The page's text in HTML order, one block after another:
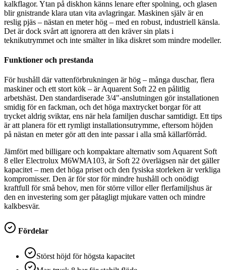
kalkflagor. Ytan på diskhon känns lenare efter spolning, och glasen
blir gnistrande klara utan vita avlagringar. Maskinen själv är en
reslig pjäs – nästan en meter hög – med en robust, industriell känsla.
Det är dock svårt att ignorera att den kräver sin plats i
teknikutrymmet och inte smälter in lika diskret som mindre modeller.
Funktioner och prestanda
För hushåll där vattenförbrukningen är hög – många duschar, flera
maskiner och ett stort kök – är Aquarent Soft 22 en pålitlig
arbetshäst. Den standardiserade 3/4"-anslutningen gör installationen
smidig för en fackman, och det höga maxtrycket borgar för att
trycket aldrig sviktar, ens när hela familjen duschar samtidigt. Ett tips
är att planera för ett rymligt installationsutrymme, eftersom höjden
på nästan en meter gör att den inte passar i alla små källarförråd.
Jämfört med billigare och kompaktare alternativ som Aquarent Soft
8 eller Electrolux M6WMA103, är Soft 22 överlägsen när det gäller
kapacitet – men det höga priset och den fysiska storleken är verkliga
kompromisser. Den är för stor för mindre hushåll och onödigt
kraftfull för små behov, men för större villor eller flerfamiljshus är
den en investering som ger påtagligt mjukare vatten och mindre
kalkbesvär.
Fördelar
Störst höjd för högsta kapacitet